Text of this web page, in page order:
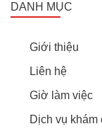
DANH MỤC
Giới thiệu
Liên hệ
Giờ làm việc
Dịch vụ khám